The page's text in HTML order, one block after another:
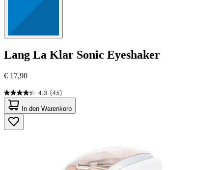
Lang La Klar Sonic Eyeshaker
€ 17,90
4.3 (45)
4.3
von
5
Sternen.
45
In den Warenkorb